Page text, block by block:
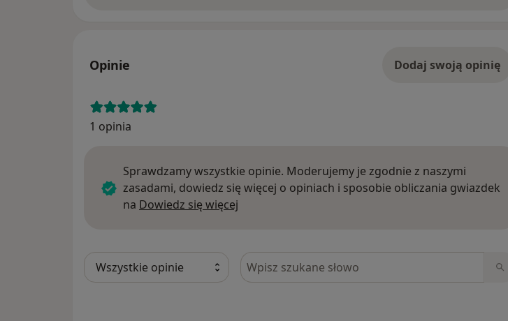
Opinie Dodaj swoją opinię
1 opinia
Sprawdzamy wszystkie opinie. Moderujemy je zgodnie z naszymi
zasadami, dowiedz się więcej o opiniach i sposobie obliczania gwiazdek
na Dowiedz się więcej
Szukaj w opiniach